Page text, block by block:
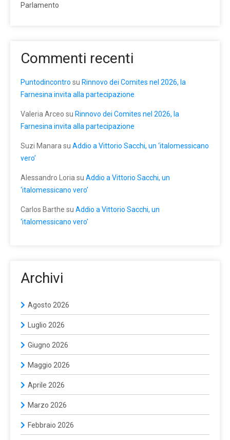
Parlamento
Commenti recenti
Puntodincontro su Rinnovo dei Comites nel 2026, la
Farnesina invita alla partecipazione
Valeria Arceo su Rinnovo dei Comites nel 2026, la
Farnesina invita alla partecipazione
Suzi Manara su Addio a Vittorio Sacchi, un ‘italomessicano
vero’
Alessandro Loria su Addio a Vittorio Sacchi, un
‘italomessicano vero’
Carlos Barthe su Addio a Vittorio Sacchi, un
‘italomessicano vero’
Archivi
Agosto 2026
Luglio 2026
Giugno 2026
Maggio 2026
Aprile 2026
Marzo 2026
Febbraio 2026